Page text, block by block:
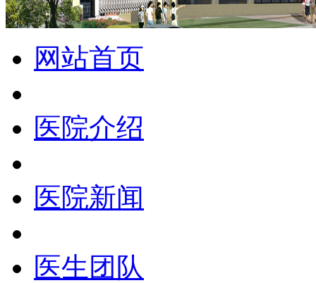
网站首页
医院介绍
医院新闻
医生团队